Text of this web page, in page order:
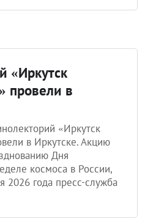
«Иркутск
провели в
«Иркутск
в Иркутске. Акцию
Дня
космоса в России,
2026 года пресс-служба